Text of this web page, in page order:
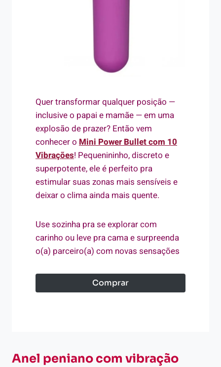
Quer transformar qualquer posição —
inclusive o papai e mamãe — em uma
explosão de prazer? Então vem
conhecer o Mini Power Bullet com 10
Vibrações! Pequenininho, discreto e
superpotente, ele é perfeito pra
estimular suas zonas mais sensíveis e
deixar o clima ainda mais quente.
Use sozinha pra se explorar com
carinho ou leve pra cama e surpreenda
o(a) parceiro(a) com novas sensações
Comprar
Anel peniano com vibração